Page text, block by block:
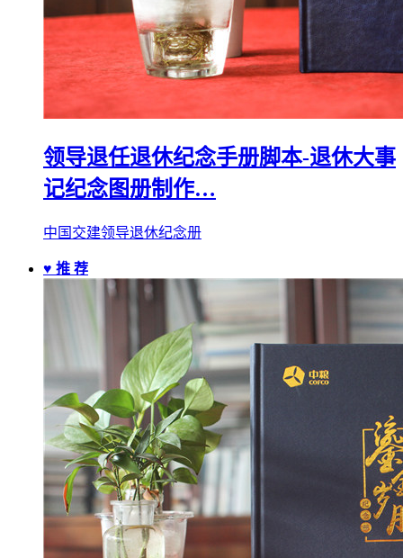
领导退任退休纪念手册脚本-退休大事
记纪念图册制作…
中国交建领导退休纪念册
♥ 推 荐